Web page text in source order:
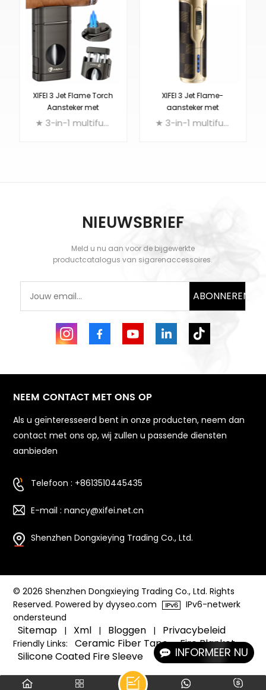
INFORMEER NU
XIFEI 3 Jet Flame Torch
Aansteker met
veerbelaste V-snijder★ 3-in-1 multifunctionele sigarenaansteker: drievoudige aansteker + V-snijder + sigarenhouder
KOM MEER TE
WETEN
XIFEI 3 Jet Flame-
aansteker met
elektronische
★ 3-in-1 multifunctionele sigarenaansteker: drievoudige aansteker + punch cutter + sigarenhouder
KOM MEER TE
WETEN
NIEUWSBRIEF
Meld u nu aan voor de bijgewerkte
productcatalogus van sigarenaccessoires.
ABONNEREN
NEEM CONTACT MET ONS OP
Als u geïnteresseerd bent in onze producten, neem dan
contact met ons op, wij zullen u passende diensten
aanbieden
Telefoon : +8613510445435
E-mail : nancy@xifei.net.cn
Shenzhen Dongxieying Trading Co., Ltd.
© 2026 Shenzhen Dongxieying Trading Co., Ltd. Rights
Reserved. Powered by dyyseo.com
IPv6-netwerk
ondersteund
Sitemap | Xml | Bloggen | Privacybeleid
Friendly Links: Ceramic Fiber Tape
Fire Blanket
Silicone Coated Fire Sleeve